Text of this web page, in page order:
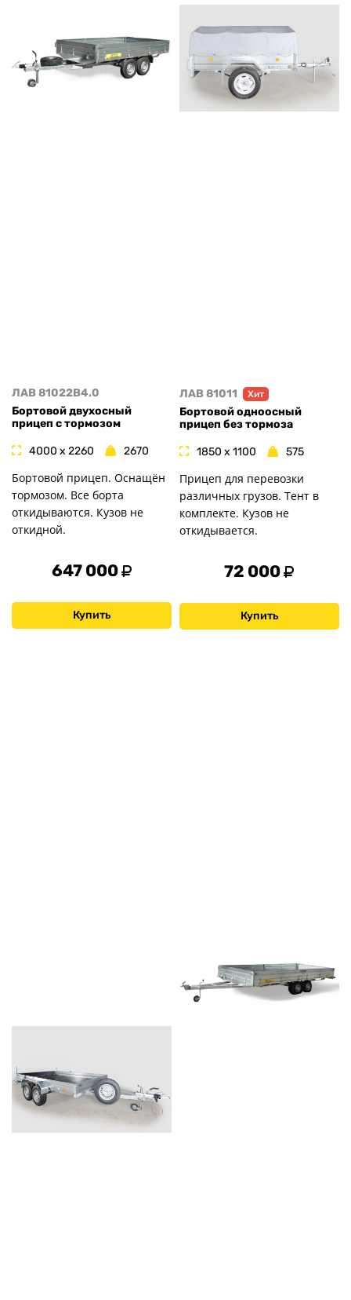
ЛАВ 81022B4.0
Бортовой двухосный
прицеп с тормозом
4000 x 2260 2670
Бортовой прицеп. Оснащён
тормозом. Все борта
откидываются. Кузов не
откидной.
647 000
Купить
ЛАВ 81011 Хит
Бортовой одноосный
прицеп без тормоза
1850 x 1100 575
Прицеп для перевозки
различных грузов. Тент в
комплекте. Кузов не
откидывается.
72 000
Купить